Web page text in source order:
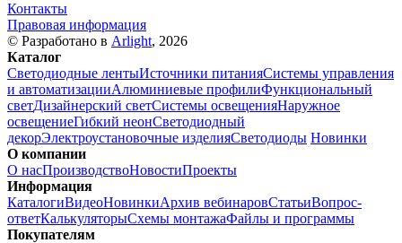
Контакты
Правовая информация
© Разработано в Arlight, 2026
Каталог
Светодиодные лентыИсточники питанияСистемы управления
и автоматизацииАлюминиевые профилиФункциональный
светДизайнерский светСистемы освещенияНаружное
освещениеГибкий неонСветодиодный
декорЭлектроустановочные изделияСветодиоды Новинки
О компании
О насПроизводствоНовостиПроекты
Информация
КаталогиВидеоНовинкиАрхив вебинаровСтатьиВопрос-
ответКалькуляторыСхемы монтажаФайлы и программы
Покупателям